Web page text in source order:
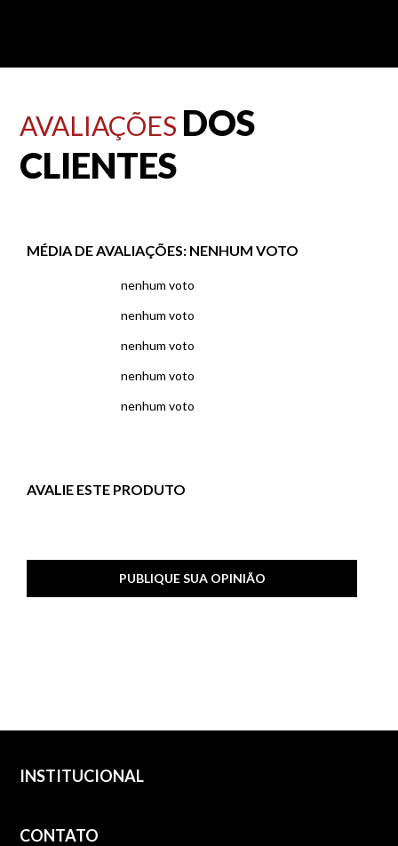
AVALIAÇÕES DOS
CLIENTES
MÉDIA DE AVALIAÇÕES: NENHUM VOTO
nenhum voto
nenhum voto
nenhum voto
nenhum voto
nenhum voto
AVALIE ESTE PRODUTO
PUBLIQUE SUA OPINIÃO
INSTITUCIONAL
CONTATO